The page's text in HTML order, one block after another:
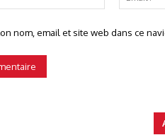
:*
nom, email et site web dans ce